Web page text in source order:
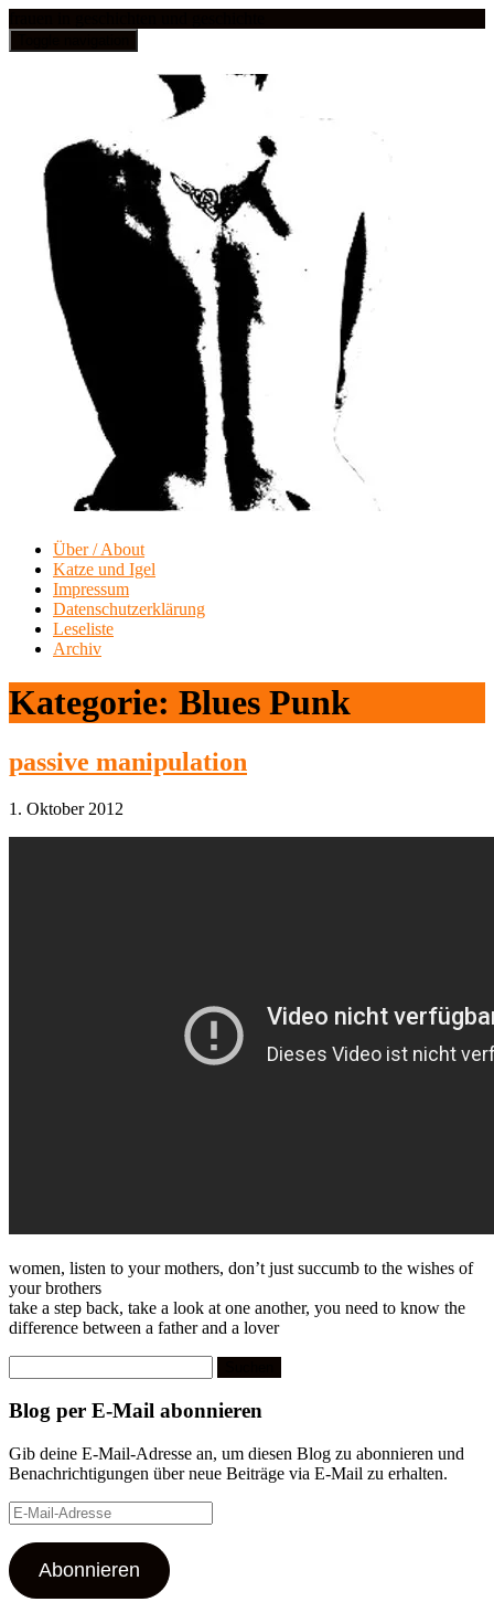
Über / About
Katze und Igel
Impressum
Datenschutzerklärung
Leseliste
Archiv
Kategorie: Blues Punk
passive manipulation
1. Oktober 2012
women, listen to your mothers, don’t just succumb to the wishes of
your brothers
take a step back, take a look at one another, you need to know the
difference between a father and a lover
nach:
Blog per E-Mail abonnieren
Gib deine E-Mail-Adresse an, um diesen Blog zu abonnieren und
Benachrichtigungen über neue Beiträge via E-Mail zu erhalten.
E-
Mail-
Adresse
Abonnieren